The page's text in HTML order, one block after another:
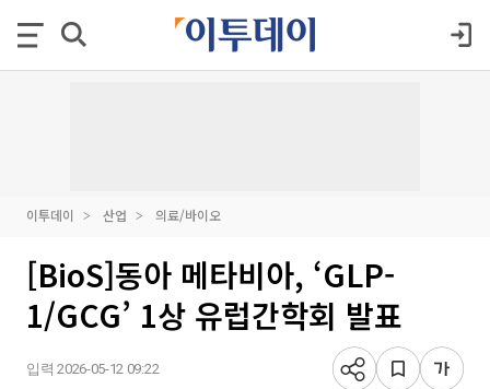
이투데이 산업 의료/바이오
[BioS]동아 메타비아, ‘GLP-
1/GCG’ 1상 유럽간학회 발표
입력 2026-05-12 09:22